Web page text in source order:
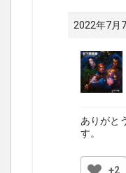
2022年7月
ありがと
す。
+2